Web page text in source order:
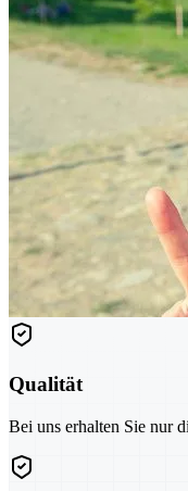
Qualität
Bei uns erhalten Sie nur